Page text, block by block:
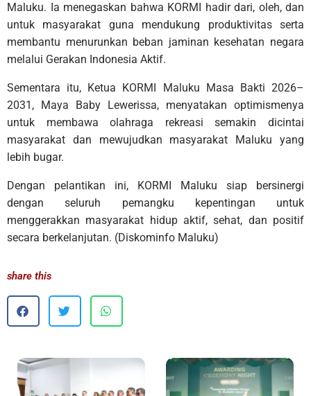
Maluku. Ia menegaskan bahwa KORMI hadir dari, oleh, dan
untuk masyarakat guna mendukung produktivitas serta
membantu menurunkan beban jaminan kesehatan negara
melalui Gerakan Indonesia Aktif.
Sementara itu, Ketua KORMI Maluku Masa Bakti 2026–
2031, Maya Baby Lewerissa, menyatakan optimismenya
untuk membawa olahraga rekreasi semakin dicintai
masyarakat dan mewujudkan masyarakat Maluku yang
lebih bugar.
Dengan pelantikan ini, KORMI Maluku siap bersinergi
dengan seluruh pemangku kepentingan untuk
menggerakkan masyarakat hidup aktif, sehat, dan positif
secara berkelanjutan. (Diskominfo Maluku)
share this